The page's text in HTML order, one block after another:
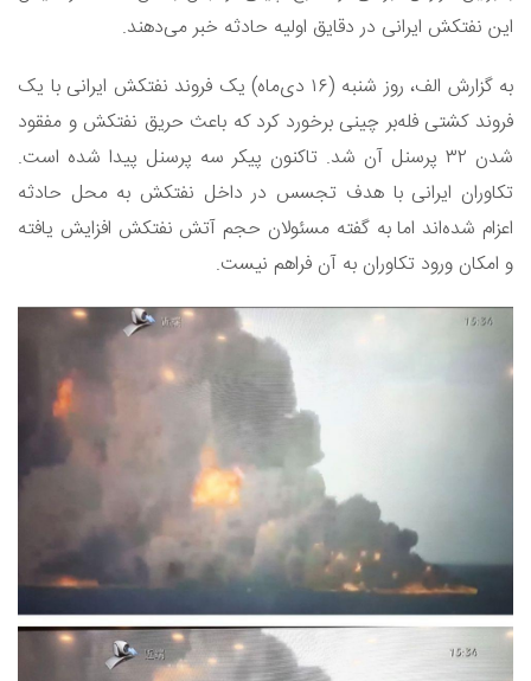
این نفتکش ایرانی در دقایق اولیه حادثه خبر می‌دهند.
به گزارش الف، روز شنبه (۱۶ دی‌ماه) یک فروند نفتکش ایرانی با یک
فروند کشتی فله‌بر چینی برخورد کرد که باعث حریق نفتکش و مفقود
شدن ۳۲ پرسنل آن شد. تاکنون پیکر سه پرسنل پیدا شده است.
تکاوران ایرانی با هدف تجسس در داخل نفتکش به محل حادثه
اعزام شده‌اند اما به گفته مسئولان حجم آتش نفتکش افزایش یافته
و امکان ورود تکاوران به آن فراهم نیست.